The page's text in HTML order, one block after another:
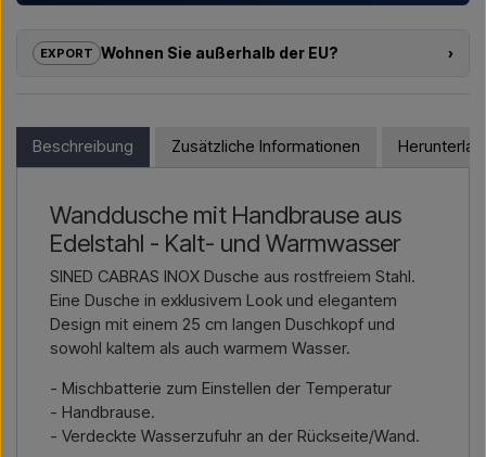
Projektentwickler mit
Außenduschen – von der Modellauswahl bis zur richtigen
Möchten Sie einAngebot für ein Projekt oder eine
größere Lieferung, dann kontaktieren Sie uns – wir
antworten schnell.
Kontakt per E-Mail → Rufen Sie uns an →
EXPORT Wohnen Sie außerhalb der EU?
›
Webshop bestellen. Stattdessen können Sie uns kontaktieren
und einen Preis inklusive Lieferung und ggf. Zolldokumenten
Bitte geben Sie einfach an, für welchen Artikel Sie sich
interessieren (Artikelnummer oder Link zum Artikel) sowie
Angebot.
Kontakt per E-Mail → Rufen Sie uns an →
Beschreibung Zusätzliche Informationen
Wanddusche mit Handbrause aus
Edelstahl - Kalt- und Warmwasser
SINED CABRAS INOX Dusche aus rostfreiem Stahl.
Eine Dusche in exklusivem Look und elegantem
Design mit einem 25 cm langen Duschkopf und
sowohl kaltem als auch warmem Wasser.
- Mischbatterie zum Einstellen der Temperatur
- Handbrause.
- Verdeckte Wasserzufuhr an der Rückseite/Wand.